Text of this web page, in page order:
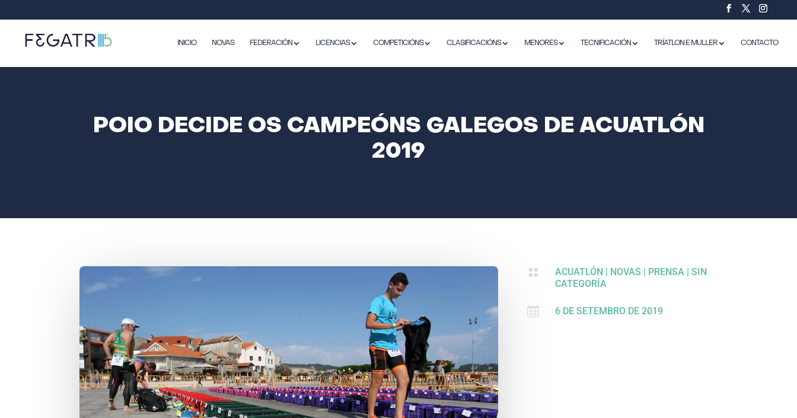
INICIO NOVAS FEDERACIÓN LICENCIAS COMPETICIÓNS CLASIFICACIÓNS MENORES TECNIFICACIÓN TRÍATLON E MULLER CONTACTO
POIO DECIDE OS CAMPEÓNS GALEGOS DE ACUATLÓN
2019
 ACUATLÓN | NOVAS | PRENSA |SIN
CATEGORÍA
 6 DE SETEMBRO DE 2019